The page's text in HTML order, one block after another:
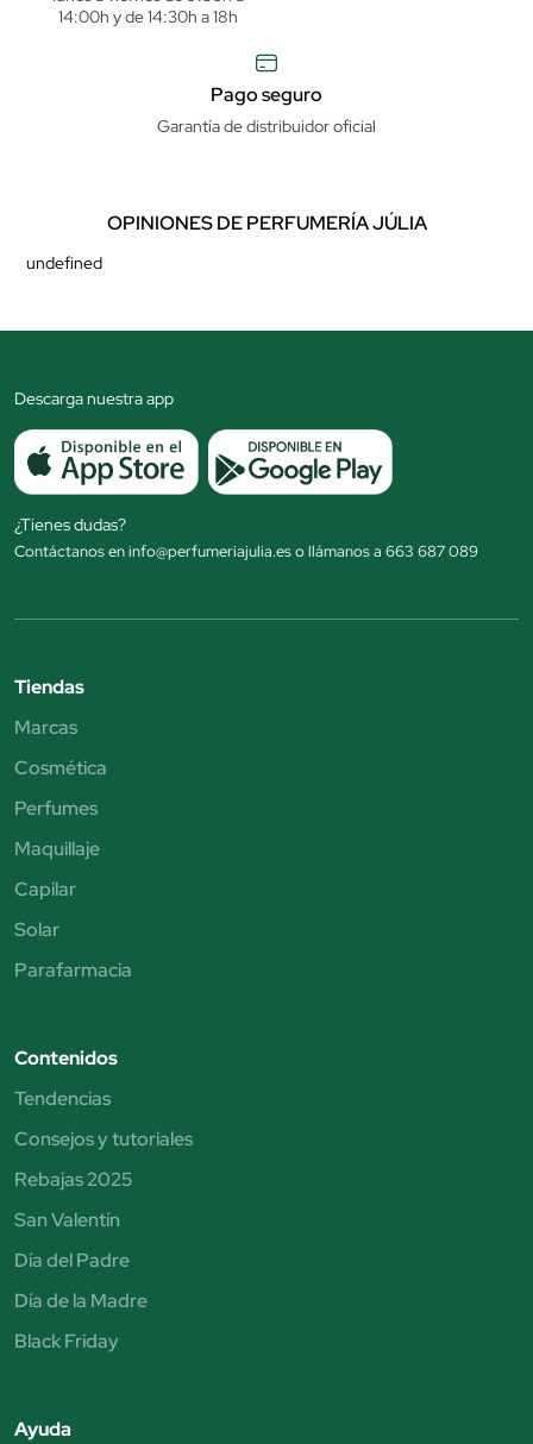
14:00h y de 14:30h a 18h
Pago seguro
Garantía de distribuidor oficial
OPINIONES DE PERFUMERÍA JÚLIA
undefined
Descarga nuestra app
¿Tienes dudas?
Contáctanos en info@perfumeriajulia.es o llámanos a 663 687 089
Tiendas
Marcas
Cosmética
Perfumes
Maquillaje
Capilar
Solar
Parafarmacia
Contenidos
Tendencias
Consejos y tutoriales
Rebajas 2025
San Valentín
Día del Padre
Día de la Madre
Black Friday
Ayuda